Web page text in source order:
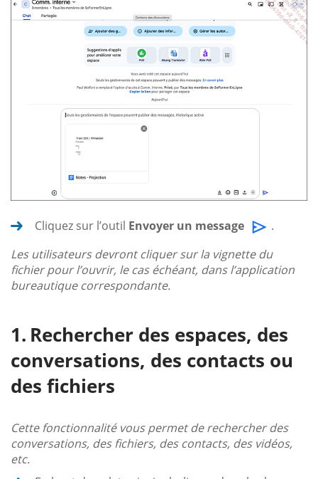
Cliquez sur l’outil Envoyer un message
.
Les utilisateurs devront cliquer sur la vignette du
fichier pour l’ouvrir, le cas échéant, dans l’application
bureautique correspondante.
Rechercher des espaces, des
conversations, des contacts ou
des fichiers
Cette fonctionnalité vous permet de rechercher des
conversations, des fichiers, des contacts, des vidéos,
etc.